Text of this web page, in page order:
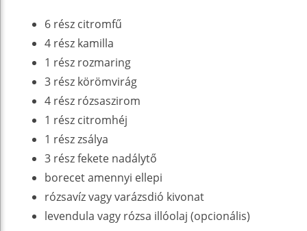
6 rész citromfű
4 rész kamilla
1 rész rozmaring
3 rész körömvirág
4 rész rózsaszirom
1 rész citromhéj
1 rész zsálya
3 rész fekete nadálytő
borecet amennyi ellepi
rózsavíz vagy varázsdió kivonat
levendula vagy rózsa illóolaj (opcionális)